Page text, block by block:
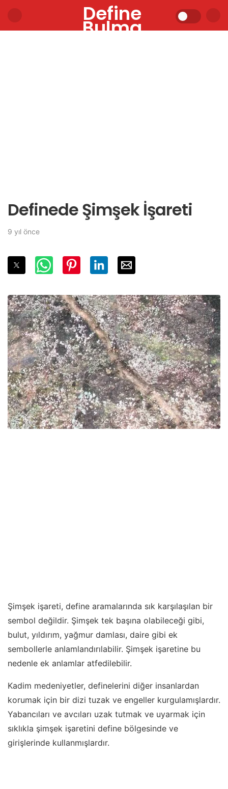
Define
Bulma
Definede Şimşek İşareti
9 yıl önce
Şimşek işareti, define aramalarında sık karşılaşılan bir
sembol değildir. Şimşek tek başına olabileceği gibi,
bulut, yıldırım, yağmur damlası, daire gibi ek
sembollerle anlamlandırılabilir. Şimşek işaretine bu
nedenle ek anlamlar atfedilebilir.
Kadim medeniyetler, definelerini diğer insanlardan
korumak için bir dizi tuzak ve engeller kurgulamışlardır.
Yabancıları ve avcıları uzak tutmak ve uyarmak için
sıklıkla şimşek işaretini define bölgesinde ve
girişlerinde kullanmışlardır.